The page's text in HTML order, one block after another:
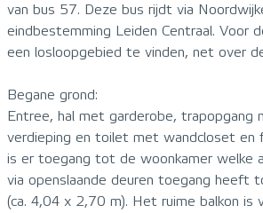
van bus 57. Deze bus rijdt via
eindbestemming Leiden Centraal. Voor
een losloopgebied te vinden, net over
Begane grond:
Entree, hal met garderobe, trapopgang
verdieping en toilet met wandcloset en
is er toegang tot de woonkamer welke
via openslaande deuren toegang heeft
(ca. 4,04 x 2,70 m). Het ruime balkon is